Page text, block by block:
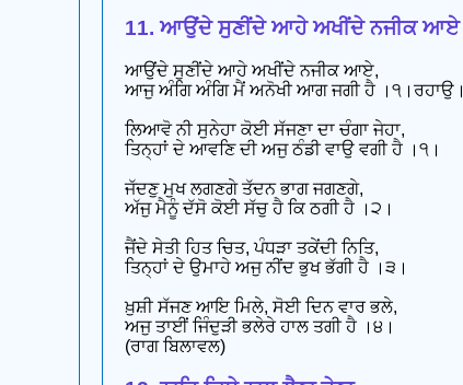
11. ਆਉਂਦੇ ਸੁਣੀਂਦੇ ਆਹੇ ਅਖੀਂਦੇ ਨਜੀਕ ਆਏ
ਆਉਂਦੇ ਸੁਣੀਂਦੇ ਆਹੇ ਅਖੀਂਦੇ ਨਜੀਕ ਆਏ,
ਆਜੁ ਅੰਗਿ ਅੰਗਿ ਮੈਂ ਅਨੋਖੀ ਆਗ ਜਗੀ ਹੈ ।੧।ਰਹਾਉ।
ਲਿਆਵੋ ਨੀ ਸੁਨੇਹਾ ਕੋਈ ਸੱਜਣਾ ਦਾ ਚੰਗਾ ਜੇਹਾ,
ਤਿਨ੍ਹਾਂ ਦੇ ਆਵਣਿ ਦੀ ਅਜੁ ਠੰਡੀ ਵਾਉ ਵਗੀ ਹੈ ।੧।
ਜੱਦਣੁ ਮੁਖ ਲਗਣਗੇ ਤੱਦਨ ਭਾਗ ਜਗਣਗੇ,
ਅੱਜੁ ਮੈਨੂੰ ਦੱਸੋ ਕੋਈ ਸੱਚੁ ਹੈ ਕਿ ਠਗੀ ਹੈ ।੨।
ਜੈਂਦੇ ਸੇਤੀ ਹਿਤ ਚਿਤ, ਪੰਧੜਾ ਤਕੇਂਦੀ ਨਿਤਿ,
ਤਿਨ੍ਹਾਂ ਦੇ ਉਮਾਹੇ ਅਜੁ ਨੀਂਦ ਭੁਖ ਭੱਗੀ ਹੈ ।੩।
ਖ਼ੁਸ਼ੀ ਸੱਜਣ ਆਇ ਮਿਲੇ, ਸੋਈ ਦਿਨ ਵਾਰ ਭਲੇ,
ਅਜੁ ਤਾਈਂ ਜਿੰਦੁੜੀ ਭਲੇਰੇ ਹਾਲ ਤਗੀ ਹੈ ।੪।
(ਰਾਗ ਬਿਲਾਵਲ)